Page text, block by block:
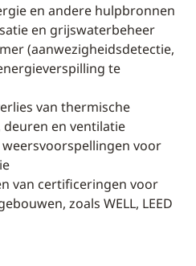
en andere hulpbronnen
en grijswaterbeheer
(aanwezigheidsdetectie,
te
van thermische
deuren en ventilatie
voor
van certificeringen voor
zoals WELL, LEED